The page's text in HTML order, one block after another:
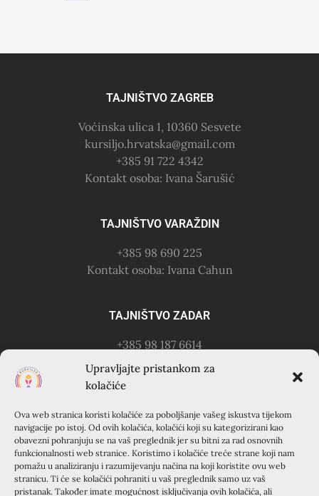
Upravljajte pristankom za
kolačiće
Ova web stranica koristi kolačiće za poboljšanje vašeg iskustva tijekom
navigacije po istoj. Od ovih kolačića, kolačići koji su kategorizirani kao
obavezni pohranjuju se na vaš preglednik jer su bitni za rad osnovnih
funkcionalnosti web stranice. Koristimo i kolačiće treće strane koji nam
pomažu u analiziranju i razumijevanju načina na koji koristite ovu web
stranicu. Ti će se kolačići pohraniti u vaš preglednik samo uz vaš
pristanak. Također imate mogućnost isključivanja ovih kolačića, ali
TAJNIŠTVO ZAGREB
Voćinska ulica 1, 10360 Sesvete
kursiljo.hrvatska@gmail.com
+385 91 722 4342
Kontakt osoba: Ivana Šarušić
TAJNIŠTVO VARAŽDIN
+385 98 690 225
Kontakt osoba: Ivana Cahun
TAJNIŠTVO ZADAR
+385 98 187 6614
Kontakt osoba: Ružica Anušić
– zvati utorkom 18-21h
KURSILJO KRAPANJ
KRAPANJ, kuća EMAUS (Franjevački samostan), 22000
Šibenik, Hrvatska
+385 22 351 830